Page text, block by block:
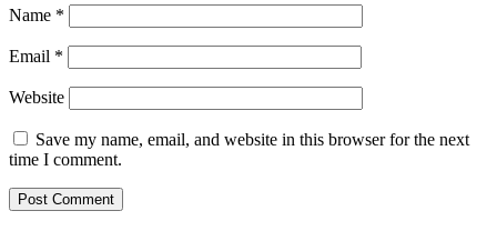
Name *
Email *
Website
Save my name, email, and website in this browser for the next
time I comment.